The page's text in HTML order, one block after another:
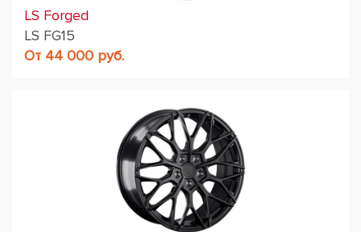
LS Forged
LS FG15
От 44 000 руб.